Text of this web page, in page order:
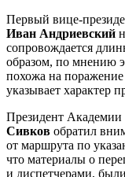
Первый вице-
Иван Андриевский
сопровождается
образом, по мнению
похожа на
указывает характер
Президент Академии
Сивков обратил
от маршрута по
что материалы о
и диспетчерами,